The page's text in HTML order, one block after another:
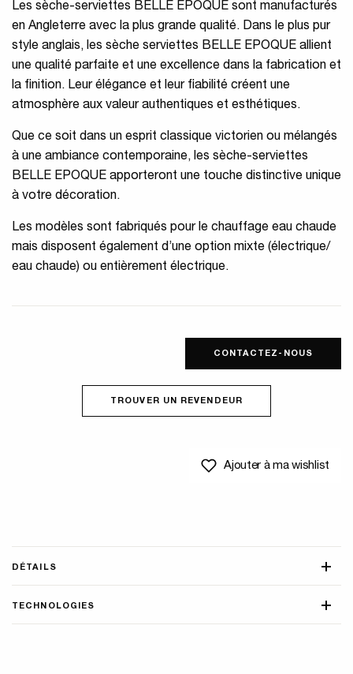
Les sèche-serviettes BELLE EPOQUE sont manufacturés
en Angleterre avec la plus grande qualité. Dans le plus pur
style anglais, les sèche serviettes BELLE EPOQUE allient
une qualité parfaite et une excellence dans la fabrication et
la finition. Leur élégance et leur fiabilité créent une
atmosphère aux valeur authentiques et esthétiques.
Que ce soit dans un esprit classique victorien ou mélangés
à une ambiance contemporaine, les sèche-serviettes
BELLE EPOQUE apporteront une touche distinctive unique
à votre décoration.
Les modèles sont fabriqués pour le chauffage eau chaude
mais disposent également d’une option mixte (électrique/
eau chaude) ou entièrement électrique.
TROUVER UN REVENDEUR
CONTACTEZ-NOUS
Ajouter à ma wishlist
DÉTAILS
TECHNOLOGIES